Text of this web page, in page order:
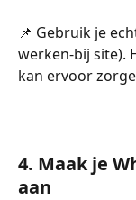
​📌 Gebruik je
werken-bij site).
kan ervoor
4. Maak je
aan